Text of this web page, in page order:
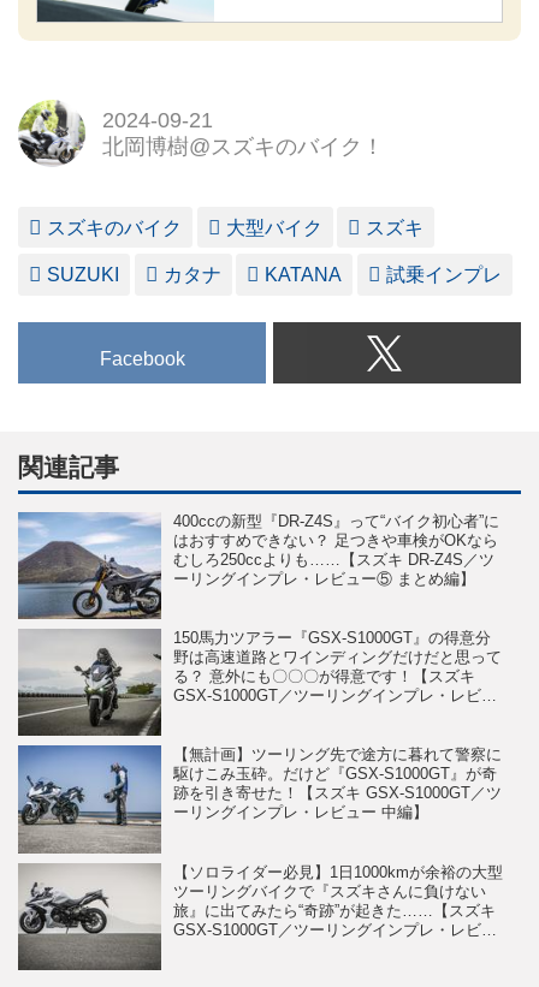
2024-09-21
北岡博樹@スズキのバイク！
スズキのバイク 大型バイク スズキ
SUZUKI カタナ KATANA 試乗インプレ
Facebook
関連記事
400ccの新型『DR-Z4S』って“バイク初心者”に
はおすすめできない？ 足つきや車検がOKなら
むしろ250ccよりも……【スズキ DR-Z4S／ツ
ーリングインプレ・レビュー⑤ まとめ編】
150馬力ツアラー『GSX-S1000GT』の得意分
野は高速道路とワインディングだけだと思って
る？ 意外にも〇〇〇が得意です！【スズキ
GSX-S1000GT／ツーリングインプレ・レビュ
【無計画】ツーリング先で途方に暮れて警察に
駆けこみ玉砕。だけど『GSX-S1000GT』が奇
跡を引き寄せた！【スズキ GSX-S1000GT／ツ
ーリングインプレ・レビュー 中編】
【ソロライダー必見】1日1000kmが余裕の大型
ツーリングバイクで『スズキさんに負けない
旅』に出てみたら“奇跡”が起きた……【スズキ
GSX-S1000GT／ツーリングインプレ・レビュ